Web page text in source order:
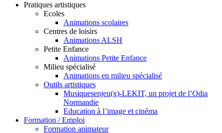
Pratiques artistiques
Ecoles
Animations scolaires
Centres de loisirs
Animations ALSH
Petite Enfance
Animations Petite Enfance
Milieu spécialisé
Animations en milieu spécialisé
Outils artistiques
Musiquesenjeu(x)-LEKIT, un projet de l’Odia
Normandie
Education à l’image et cinéma
Formation / Emploi
Formation animateur